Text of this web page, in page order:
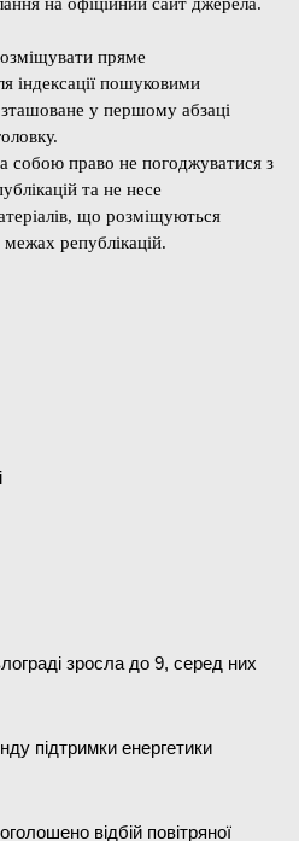
пряме
індексації пошуковими
у першому абзаці
собою право не погоджуватися з
та не несе
що розміщуються
републікацій.
зросла до 9, серед них
підтримки енергетики
відбій повітряної